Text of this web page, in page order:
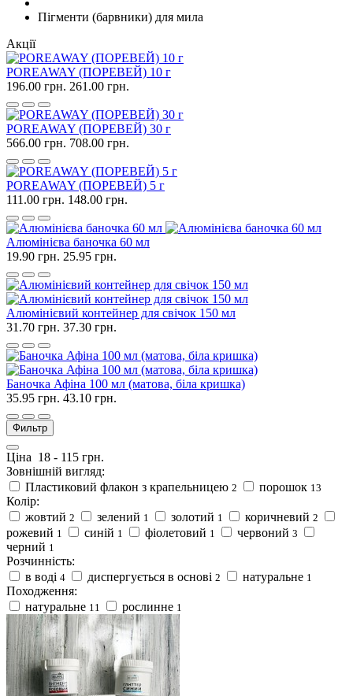
Пігменти (барвники) для мила
Акції
POREAWAY (ПОРЕВЕЙ) 10 г
196.00 грн. 261.00 грн.
POREAWAY (ПОРЕВЕЙ) 30 г
566.00 грн. 708.00 грн.
POREAWAY (ПОРЕВЕЙ) 5 г
111.00 грн. 148.00 грн.
Алюмінієва баночка 60 мл
19.90 грн. 25.95 грн.
Алюмінієвий контейнер для свічок 150 мл
31.70 грн. 37.30 грн.
Баночка Афіна 100 мл (матова, біла кришка)
35.95 грн. 43.10 грн.
Фильтр
Ціна 18 - 115 грн.
Зовнішній вигляд:
Пластиковий флакон з крапельницею 2 порошок 13
Колір:
жовтий 2 зелений 1 золотий 1 коричневий 2
рожевий 1 синій 1 фіолетовий 1 червоний 3
черний 1
Розчинність:
в воді 4 диспергується в основі 2 натуральне 1
Походження:
натуральне 11 рослинне 1